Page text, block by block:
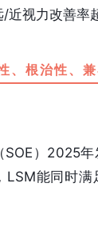
近视力改善率
、根治性、
SOE）2025
LSM能同时满